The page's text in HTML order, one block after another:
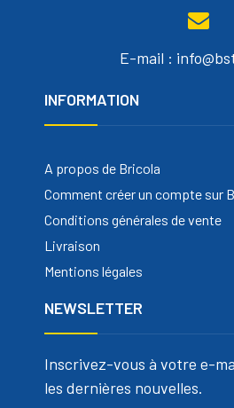
E-mail :
INFORMATION
A propos de Bricola
Comment créer un compte sur
Conditions générales de vente
Livraison
Mentions légales
NEWSLETTER
Inscrivez-vous à votre e-
les dernières nouvelles.